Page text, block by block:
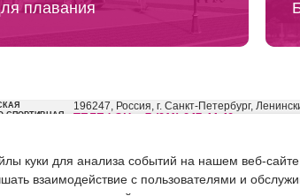
плавания
СПОРТИВНАЯ
196247, Россия, г. Санкт-Петербург,
ТЕЛЕФОН: +7 (911) 247-44-40
куки для анализа событий на нашем веб-
взаимодействие с пользователями и